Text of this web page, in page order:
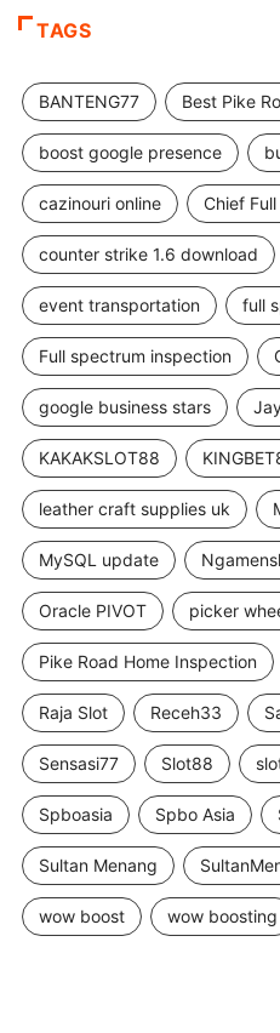
TAGS
BANTENG77 Best Pike
boost google presence
cazinouri online Chief
counter strike 1.6 download
event transportation full
Full spectrum inspection
google business stars
KAKAKSLOT88
leather craft supplies uk
MySQL update
Oracle PIVOT picker
Pike Road Home Inspection
Raja Slot Receh33
Sensasi77 Slot88
Spboasia Spbo Asia
Sultan Menang
wow boost wow boosting